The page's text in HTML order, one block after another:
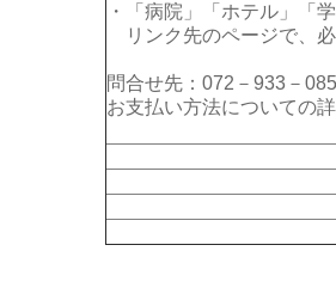
・「病院」「ホテル」「
リンク先のページで、
問合せ先：072－933－
お支払い方法についての